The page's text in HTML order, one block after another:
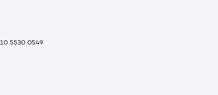
5530 0549